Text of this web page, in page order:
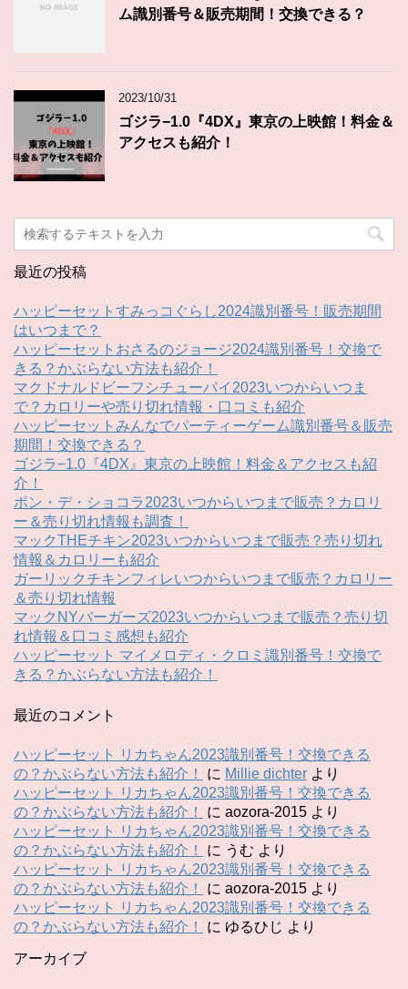
ム識別番号＆販売期間！交換できる？
2023/10/31
ゴジラ−1.0『4DX』東京の上映館！料金＆
アクセスも紹介！
最近の投稿
ハッピーセットすみっコぐらし2024識別番号！販売期間
はいつまで？
ハッピーセットおさるのジョージ2024識別番号！交換で
きる？かぶらない方法も紹介！
マクドナルドビーフシチューパイ2023いつからいつま
で？カロリーや売り切れ情報・口コミも紹介
ハッピーセットみんなでパーティーゲーム識別番号＆販売
期間！交換できる？
ゴジラ−1.0『4DX』東京の上映館！料金＆アクセスも紹
介！
ポン・デ・ショコラ2023いつからいつまで販売？カロリ
ー＆売り切れ情報も調査！
マックTHEチキン2023いつからいつまで販売？売り切れ
情報＆カロリーも紹介
ガーリックチキンフィレいつからいつまで販売？カロリー
＆売り切れ情報
マックNYバーガーズ2023いつからいつまで販売？売り切
れ情報＆口コミ感想も紹介
ハッピーセット マイメロディ・クロミ識別番号！交換で
きる？かぶらない方法も紹介！
最近のコメント
ハッピーセット リカちゃん2023識別番号！交換できる
の？かぶらない方法も紹介！
に Millie dichter より
ハッピーセット リカちゃん2023識別番号！交換できる
の？かぶらない方法も紹介！
に aozora-2015 より
ハッピーセット リカちゃん2023識別番号！交換できる
の？かぶらない方法も紹介！
に うむ より
ハッピーセット リカちゃん2023識別番号！交換できる
の？かぶらない方法も紹介！
に aozora-2015 より
ハッピーセット リカちゃん2023識別番号！交換できる
の？かぶらない方法も紹介！
に ゆるひじ より
アーカイブ